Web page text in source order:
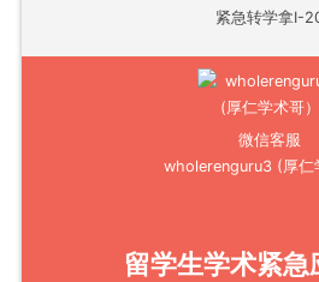
紧急转学拿I-
微信客服
wholerenguru3 (厚仁
留学生学术紧急